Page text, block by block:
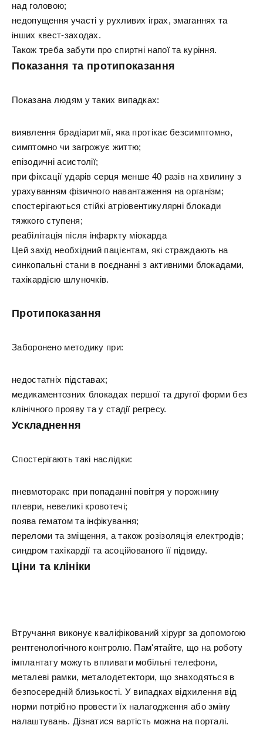
над головою;
недопущення участі у рухливих іграх, змаганнях та
інших квест-заходах.
Також треба забути про спиртні напої та куріння.
Показання та протипоказання
Показана людям у таких випадках:
виявлення брадіаритмії, яка протікає безсимптомно,
симптомно чи загрожує життю;
епізодичні асистолії;
при фіксації ударів серця менше 40 разів на хвилину з
урахуванням фізичного навантаження на організм;
спостерігаються стійкі атріовентикулярні блокади
тяжкого ступеня;
реабілітація після інфаркту міокарда
Цей захід необхідний пацієнтам, які страждають на
синкопальні стани в поєднанні з активними блокадами,
тахікардією шлуночків.
Протипоказання
Заборонено методику при:
недостатніх підставах;
медикаментозних блокадах першої та другої форми без
клінічного прояву та у стадії регресу.
Ускладнення
Спостерігають такі наслідки:
пневмоторакс при попаданні повітря у порожнину
плеври, невеликі кровотечі;
поява гематом та інфікування;
переломи та зміщення, а також розізоляція електродів;
синдром тахікардії та асоційованого її підвиду.
Ціни та клініки
Втручання виконує кваліфікований хірург за допомогою
рентгенологічного контролю. Пам'ятайте, що на роботу
імплантату можуть впливати мобільні телефони,
металеві рамки, металодетектори, що знаходяться в
безпосередній близькості. У випадках відхилення від
норми потрібно провести їх налагодження або зміну
налаштувань. Дізнатися вартість можна на порталі.